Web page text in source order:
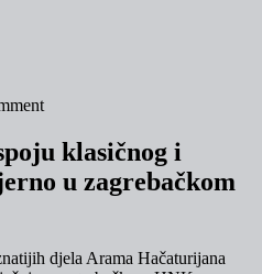
klasičnog i
u zagrebačkom
djela Arama Hačaturijana